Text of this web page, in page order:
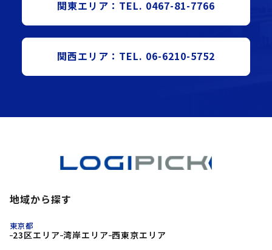
関東エリア：TEL. 0467-81-7766
関西エリア：TEL. 06-6210-5752
地域から探す
東京都
23区エリア 湾岸エリア 西東京エリア